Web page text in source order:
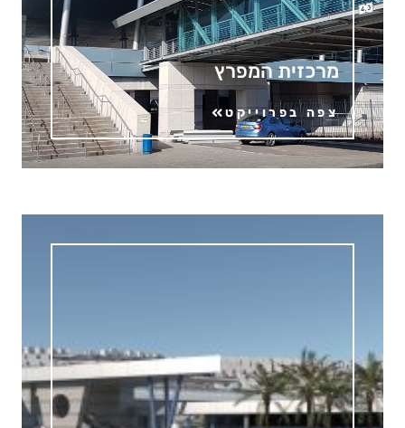
מרכזית המפרץ
צפה בפרוייקט